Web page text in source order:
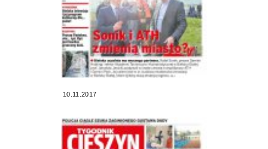
10.11.2017